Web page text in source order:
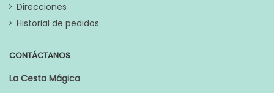
Direcciones
Historial de pedidos
CONTÁCTANOS
La Cesta Mágica